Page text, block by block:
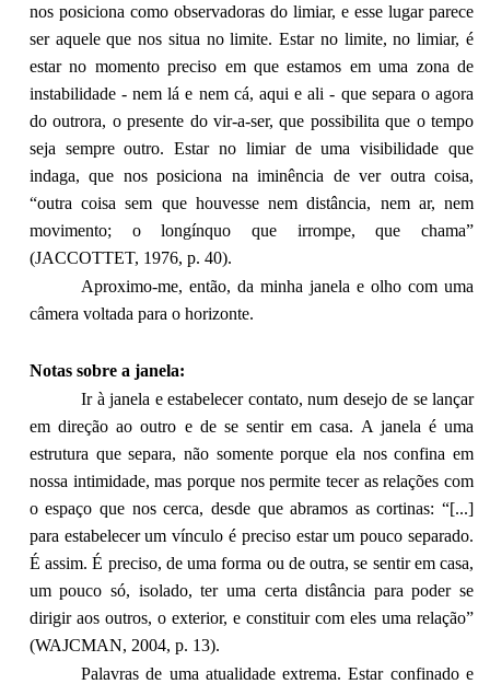
nos posiciona como observadoras do limiar, e esse lugar parece
ser aquele que nos situa no limite. Estar no limite, no limiar, é
estar no momento preciso em que estamos em uma zona de
instabilidade - nem lá e nem cá, aqui e ali - que separa o agora
do outrora, o presente do vir-a-ser, que possibilita que o tempo
seja sempre outro. Estar no limiar de uma visibilidade que
indaga, que nos posiciona na iminência de ver outra coisa,
“outra coisa sem que houvesse nem distância, nem ar, nem
movimento; o longínquo que irrompe, que chama”
(JACCOTTET, 1976, p. 40).
Aproximo-me, então, da minha janela e olho com uma
câmera voltada para o horizonte.
Notas sobre a janela:
Ir à janela e estabelecer contato, num desejo de se lançar
em direção ao outro e de se sentir em casa. A janela é uma
estrutura que separa, não somente porque ela nos confina em
nossa intimidade, mas porque nos permite tecer as relações com
o espaço que nos cerca, desde que abramos as cortinas: “[...]
para estabelecer um vínculo é preciso estar um pouco separado.
É assim. É preciso, de uma forma ou de outra, se sentir em casa,
um pouco só, isolado, ter uma certa distância para poder se
dirigir aos outros, o exterior, e constituir com eles uma relação”
(WAJCMAN, 2004, p. 13).
Palavras de uma atualidade extrema. Estar confinado e